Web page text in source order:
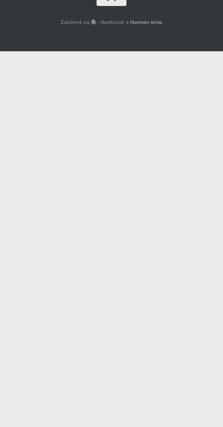
Založené na - Navrhnuté s Hueman téma